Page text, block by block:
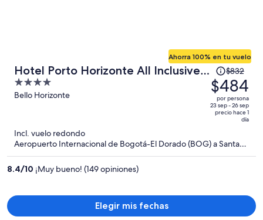
Hotel Porto Horizonte All Inclusive
by oxoHotel
4
out
Bello Horizonte
Ahorra 100% en tu vuelo
El
precio
era
de
$832
ahora
es
por
$832
$484
por persona
23 sep - 26 sep
precio hace 1
día
Incl. vuelo redondo
Aeropuerto Internacional de Bogotá-El Dorado (BOG) a Santa
Marta (SMR)
8.4/10 ¡Muy bueno! (149 opiniones)
Elegir mis fechas